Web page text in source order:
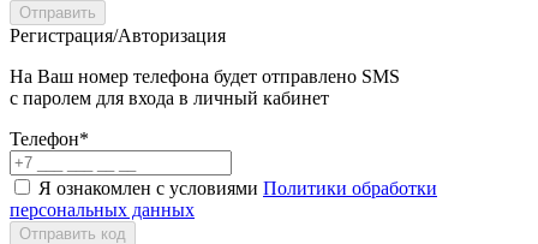
Отправить
Регистрация/Авторизация
На Ваш номер телефона будет отправлено SMS
с паролем для входа в личный кабинет
Телефон*
Я ознакомлен с условиями Политики обработки
персональных данных
Отправить код